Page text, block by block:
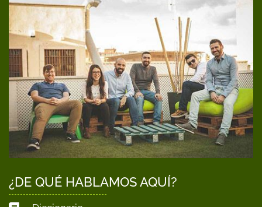
¿DE QUÉ HABLAMOS AQUÍ?